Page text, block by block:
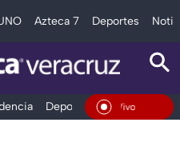
Azteca 7 Deportes
Deportes Espectáculos
En Vivo